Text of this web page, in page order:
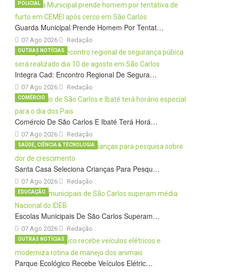
Guarda Municipal Prende Homem Por Tentat…
07 Ago 2026
POLICIAL
Redação
Integra Cad: Encontro Regional De Segura…
07 Ago 2026
OUTRAS NOTÍCIAS
Redação
Comércio De São Carlos E Ibaté Terá Horá…
07 Ago 2026
COMÉRCIO
Redação
Santa Casa Seleciona Crianças Para Pesqu…
07 Ago 2026
SAÚDE, CIÊNCIA & TECNOLOGIA
Redação
Escolas Municipais De São Carlos Superam…
07 Ago 2026
EDUCAÇÃO
Redação
Parque Ecológico Recebe Veículos Elétric…
OUTRAS NOTÍCIAS